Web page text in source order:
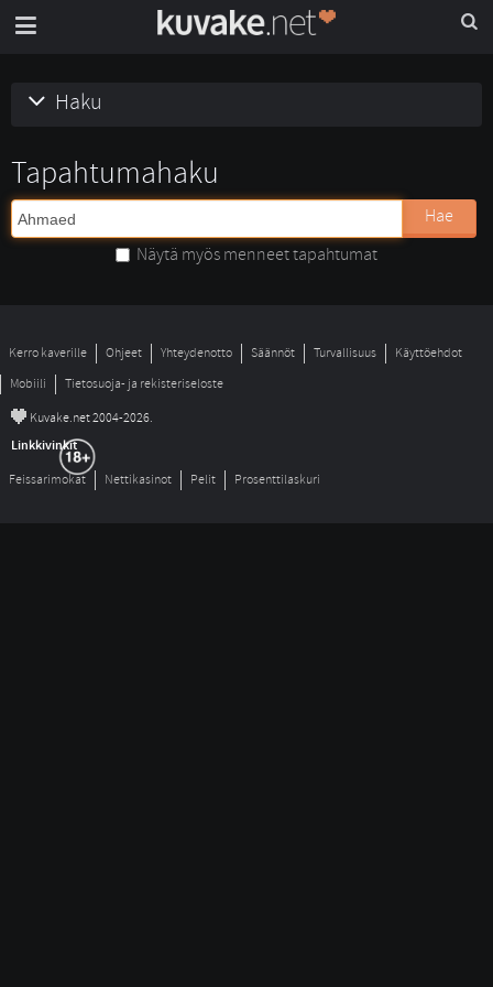
Haku
Tapahtumahaku
Hae
Näytä myös menneet tapahtumat
Kerro kaverille Ohjeet Yhteydenotto Säännöt Turvallisuus
Käyttöehdot
Mobiili
Tietosuoja- ja rekisteriseloste
© Kuvake.net 2004-2026.
Linkkivinkit
Feissarimokat Nettikasinot Pelit Prosenttilaskuri